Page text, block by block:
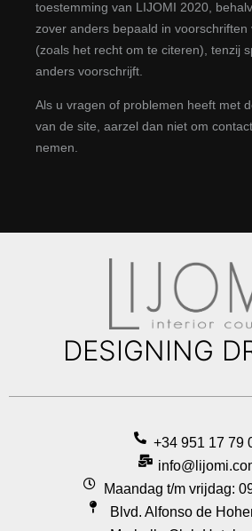
toestemming van LIJOMI 2020,
zover anders bepaald in
(zoals het recht om te citeren), tenzij
anders voorschrijft.
Als u vragen of problemen heeft met
van de site, aarzel dan niet om
nemen.
DESIGNING
+34 951 17 79
Maandag t/m vrijdag:
Blvd. Alfonso de